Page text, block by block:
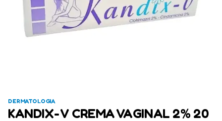
DERMATOLOGIA
KANDIX- V CREMA VAGINAL 2% 20